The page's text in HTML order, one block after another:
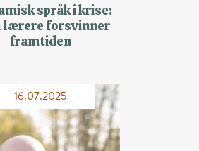
språk i krise:
lærere forsvinner
framtiden
16.07.2025